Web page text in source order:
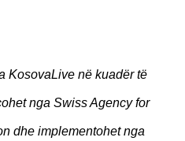
KosovaLive në kuadër të
nga Swiss Agency for
dhe implementohet nga